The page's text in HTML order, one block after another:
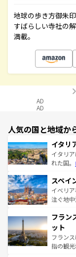
地球の歩き方御朱
すばらしい寺社の
満載。
AD
AD
人気の国と地域か
イタリ
イタリ
れた国。
ろん、
景など
ピザや
ませて
なお、
しい。
スペイ
イベリ
注ぐ地
文化が
れる闘
る。首
アート
フラン
ット
フラン
指の観